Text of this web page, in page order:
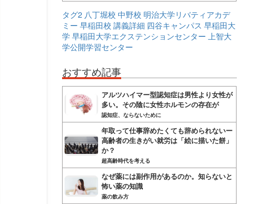
タグ2 八丁堀校 中野校 明治大学リバティアカデ
ミー 早稲田校 講義詳細 四谷キャンパス 早稲田大
学 早稲田大学エクステンションセンター 上智大
学公開学習センター
おすすめ記事
アルツハイマー型認知症は男性より女性が
多い。その陰に女性ホルモンの存在が
認知症、ならないために
年取って仕事辞めたくても辞められないー
高齢者の生きがい就労は「絵に描いた餅」
か？
超高齢時代を考える
なぜ薬には副作用があるのか。知らないと
怖い薬の知識
薬の飲み方